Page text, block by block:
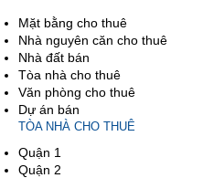
Mặt bằng cho thuê
Nhà nguyên căn cho thuê
Nhà đất bán
Tòa nhà cho thuê
Văn phòng cho thuê
Dự án bán
TÒA NHÀ CHO THUÊ
Quận 1
Quận 2